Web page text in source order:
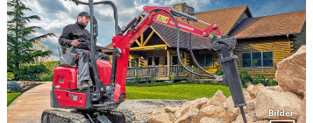
Bilder